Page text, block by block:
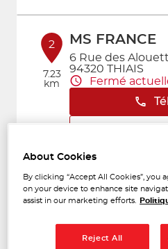
2
7.23
km
MS FRANCE
6 Rue des
94320 THIAIS
Fermé
3 AUTO
1 PLACE
Fermé
About Cookies
By clicking “Accept All Cookies”, you
on your device to enhance site
assist in our marketing efforts.
Reject All